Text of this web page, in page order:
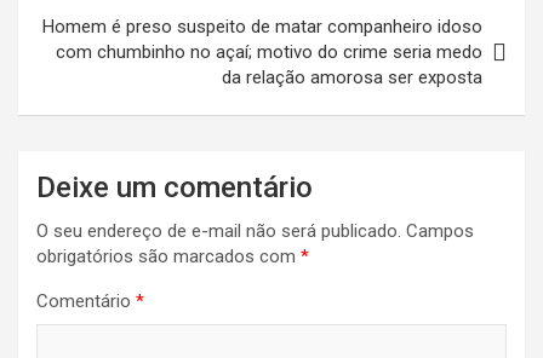
Homem é preso suspeito de matar companheiro idoso
com chumbinho no açaí; motivo do crime seria medo
da relação amorosa ser exposta
Deixe um comentário
O seu endereço de e-mail não será publicado. Campos
obrigatórios são marcados com *
Comentário *